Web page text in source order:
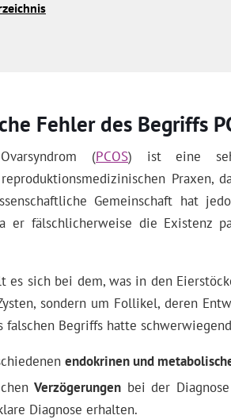
Fehler des Begriffs
(PCOS) ist eine
Praxen,
Gemeinschaft hat
er fälschlicherweise die Existenz
es sich bei dem, was in den
sondern um Follikel, deren
falschen Begriffs hatte
endokrinen und
Verzögerungen bei der
Diagnose erhalten.